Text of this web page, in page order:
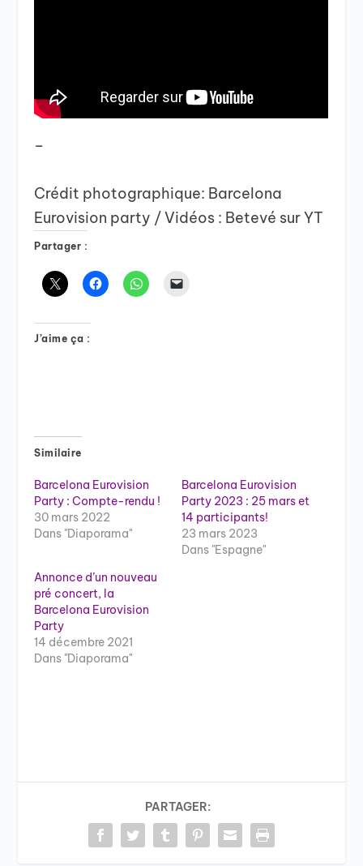
–
Crédit photographique: Barcelona
Eurovision party / Vidéos : Betevé sur YT
Partager :
J’aime ça :
Similaire
Barcelona Eurovision
Party : Compte-rendu !
30 mars 2022
Dans "Diaporama"
Barcelona Eurovision
Party 2023 : 25 mars et
14 participants!
23 mars 2023
Dans "Espagne"
Annonce d’un nouveau
pré concert, la
Barcelona Eurovision
Party
14 décembre 2021
Dans "Diaporama"
PARTAGER: